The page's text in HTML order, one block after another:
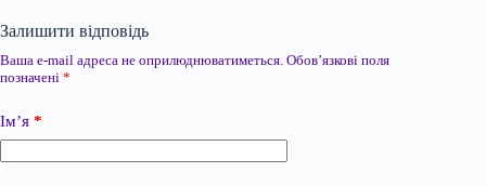
Залишити відповідь
Ваша e-mail адреса не оприлюднюватиметься. Обов’язкові поля
позначені *
Ім’я *